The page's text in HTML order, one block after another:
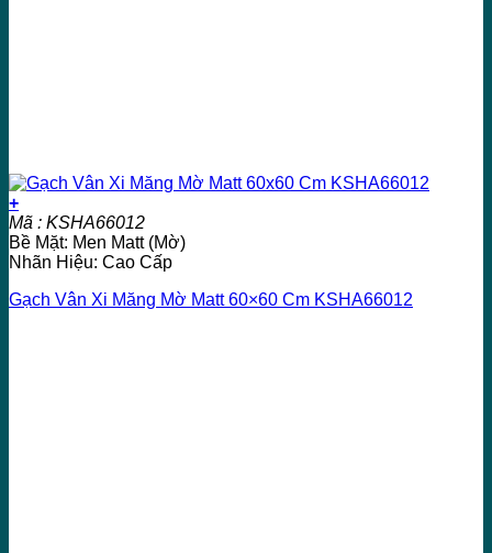
+
Mã : KSHA66012
Bề Mặt: Men Matt (Mờ)
Nhãn Hiệu: Cao Cấp
Gạch Vân Xi Măng Mờ Matt 60×60 Cm KSHA66012